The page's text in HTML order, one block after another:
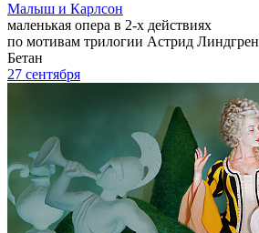
Малыш и Карлсон
маленькая опера в 2-х действиях
по мотивам трилогии Астрид Линдгрен
Бетан
27 сентября